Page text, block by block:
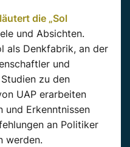
die „Sol
und Absichten.
als Denkfabrik, an der
und
zu den
UAP erarbeiten
und Erkenntnissen
an Politiker
werden.